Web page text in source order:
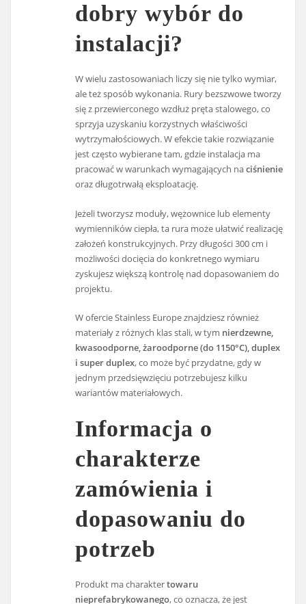
dobry wybór do
instalacji?
W wielu zastosowaniach liczy się nie tylko wymiar,
ale też sposób wykonania. Rury bezszwowe tworzy
się z przewierconego wzdłuż pręta stalowego, co
sprzyja uzyskaniu korzystnych właściwości
wytrzymałościowych. W efekcie takie rozwiązanie
jest często wybierane tam, gdzie instalacja ma
pracować w warunkach wymagających naciśnienie
oraz długotrwałą eksploatację.
Jeżeli tworzysz moduły, wężownice lub elementy
wymienników ciepła, ta rura może ułatwić realizację
założeń konstrukcyjnych. Przy długości 300 cm i
możliwości docięcia do konkretnego wymiaru
zyskujesz większą kontrolę nad dopasowaniem do
projektu.
W ofercie Stainless Europe znajdziesz również
materiały z różnych klas stali, w tym nierdzewne,
kwasoodporne, żaroodporne (do 1150°C), duplex
i super duplex, co może być przydatne, gdy w
jednym przedsięwzięciu potrzebujesz kilku
wariantów materiałowych.
Informacja o
charakterze
zamówienia i
dopasowaniu do
potrzeb
Produkt ma charaktertowaru
nieprefabrykowanego, co oznacza, że jest